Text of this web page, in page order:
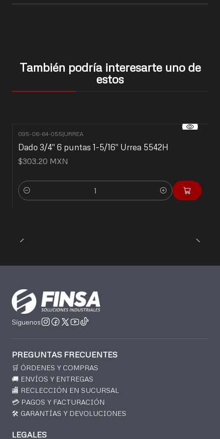
También podría interesarte uno de
estos
095-06-64-055|URREA
Dado 3/4" 6 puntas 1-5/16" Urrea 5542H
$303.20 MXN
Cantidad
Síguenos
PREGUNTAS FRECUENTES
🛒 ÓRDENES Y COMPRAS
🚚 ENVÍOS Y ENTREGAS
🏬 RECLECCIÓN EN SUCURSAL
💳 PAGOS Y FACTURACIÓN
🛠️ GARANTÍAS Y DEVOLUCIONES
LEGALES